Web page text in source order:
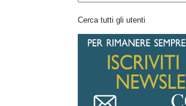
Cerca tutti gli utenti